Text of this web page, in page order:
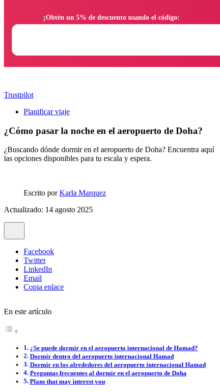
Trustpilot
Planificar viaje
¿Cómo pasar la noche en el aeropuerto de Doha?
¿Buscando dónde dormir en el aeropuerto de Doha? Encuentra aquí
las opciones disponibles para tu escala y espera.
Escrito porKarla Marquez
Actualizado: 14 agosto 2025
Facebook
Twitter
LinkedIn
Email
Copia enlace
En este artículo
¿Se puede dormir en el aeropuerto internacional de Hamad?
Dormir dentro del aeropuerto internacional Hamad
Dormir en los alrededores del aeropuerto internacional Hamad
Preguntas frecuentes al dormir en el aeropuerto de Doha
Plans that may interest you